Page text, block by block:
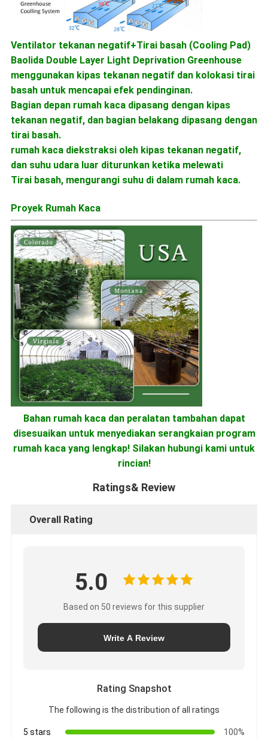
Ventilator tekanan negatif+Tirai basah (Cooling Pad)
Baolida Double Layer Light Deprivation Greenhouse
menggunakan kipas tekanan negatif dan kolokasi tirai
basah untuk mencapai efek pendinginan.
Bagian depan rumah kaca dipasang dengan kipas
tekanan negatif, dan bagian belakang dipasang dengan
tirai basah.
rumah kaca diekstraksi oleh kipas tekanan negatif,
dan suhu udara luar diturunkan ketika melewati
Tirai basah, mengurangi suhu di dalam rumah kaca.
Proyek Rumah Kaca
Bahan rumah kaca dan peralatan tambahan dapat
disesuaikan untuk menyediakan serangkaian program
rumah kaca yang lengkap! Silakan hubungi kami untuk
rincian!
Ratings& Review
Overall Rating
5.0
Based on 50 reviews for this supplier
Write A Review
Rating Snapshot
The following is the distribution of all ratings
5 stars
100%